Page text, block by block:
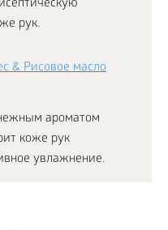
рук.
& Рисовое масло
ароматом
коже рук
увлажнение.